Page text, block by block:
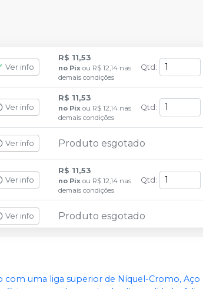
Ver info
R$ 11,53
no Pix ou R$ 12,14 nas
demais condições
Qtd :
Ver info
R$ 11,53
no Pix ou R$ 12,14 nas
demais condições
Qtd :
Ver info Produto esgotado
Ver info
R$ 11,53
no Pix ou R$ 12,14 nas
demais condições
Qtd :
Ver info Produto esgotado
R$ 11,53
com uma liga superior de Níquel-Cromo, Aço